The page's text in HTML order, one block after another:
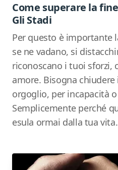
Come superare la
Gli Stadi
Per questo è importante
se ne vadano, si
riconoscano i tuoi sforzi,
amore. Bisogna
orgoglio, per incapacità
Semplicemente perché
esula ormai dalla tua